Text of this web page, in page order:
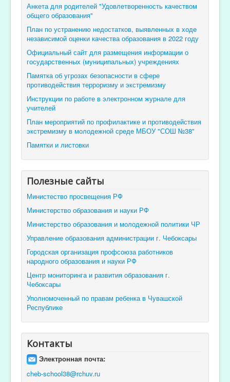
Анкета для родителей "Удовлетворенность качеством
общего образования"
План по устранению недостатков, выявленных в ходе
независимой оценки качества образования в 2022 году
Официальный сайт для размещения информации о
государственных (муниципальных) учреждениях
Памятка об угрозах безопасности в сфере
противодействия терроризму и экстремизму
Инструкции по работе в электронном журнале для
учителей
План мероприятий по профилактике и противодействия
экстремизму в молодежной среде МБОУ "СОШ №38"
Памятки и листовки
Полезные сайты
Министество просвещения РФ
Министерство образования и науки РФ
Министерство образования и молодежной политики ЧР
Управление образования администрации г. Чебоксары
Городская организация профсоюза работников
народного образования и науки РФ
Центр мониторинга и развития образования г.
Чебоксары
Уполномоченный по правам ребенка в Чувашской
Республике
Контакты
Электронная почта:
cheb-school38@rchuv.ru